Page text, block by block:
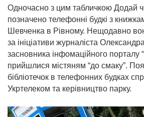
Одночасно з цим табличкою Додай
позначено телефонні будкі з
Шевченка в Рівному. Нещодавно
за ініціативи журналіста
засновника інфомаційного порталу
прийшлися містяням “до смаку”.
бібліотечок в телефонних будках
Укртелеком та керівництво парку.